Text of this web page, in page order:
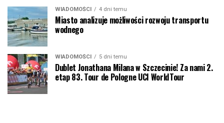
WIADOMOŚCI 4 dni temu
Miasto analizuje możliwości rozwoju transportu
wodnego
WIADOMOŚCI 5 dni temu
Dublet Jonathana Milana w Szczecinie! Za nami 2.
etap 83. Tour de Pologne UCI WorldTour